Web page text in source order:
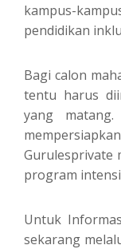
kampus-
pendidikan
Bagi calon
tentu harus
yang
Gurulesprivate
program
Untuk
sekarang